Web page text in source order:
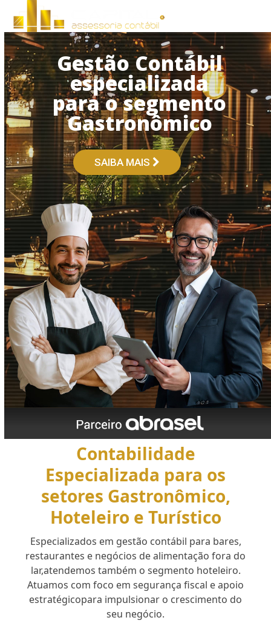
content
Open
mobile
menu
Close
mobile
menu
Gestão Contábil
especializada
para o segmento
Gastronômico
SAIBA MAIS
Contabilidade
Especializada para os
setores Gastronômico,
Hoteleiro e Turístico
Especializados em gestão contábil para bares,
restaurantes e negócios de alimentação fora do
lar,atendemos também o segmento hoteleiro.
Atuamos com foco em segurança fiscal e apoio
estratégicopara impulsionar o crescimento do
seu negócio.